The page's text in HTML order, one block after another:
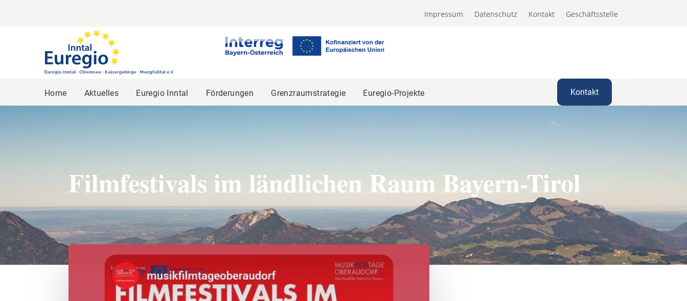
Impressum Datenschutz Kontakt Geschäftsstelle
Home Aktuelles Euregio Inntal Förderungen Grenzraumstrategie Euregio-Projekte Kontakt
Filmfestivals im ländlichen Raum Bayern-Tirol